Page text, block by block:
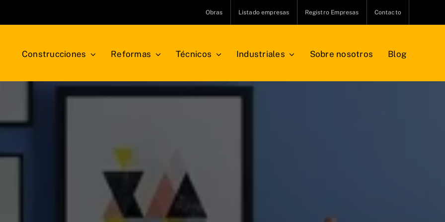
Obras Listado empresas Registro Empresas Contacto
Construcciones Reformas Técnicos Industriales Sobre nosotros Blog